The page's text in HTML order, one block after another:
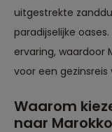
uitgestrekte
paradijselijke
ervaring, waardoor
voor een
Waarom
naar Marokko